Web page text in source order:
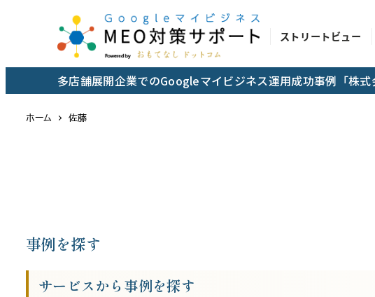
ン
ストリートビュー
多店舗展開企業でのGoogleマイビジネス運用成功事例「株
ホーム 佐藤
事例を探す
サービスから事例を探す